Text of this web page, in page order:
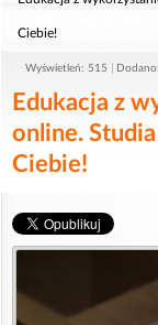
Ciebie!
Wyświetleń: 515
Edukacja z
online.
Ciebie!